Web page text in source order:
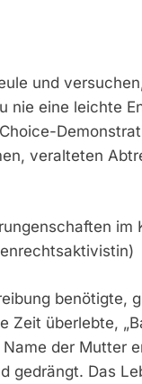
und
nie eine leichte
veralteten
im
benötigte,
Zeit überlebte,
der Mutter
gedrängt. Das